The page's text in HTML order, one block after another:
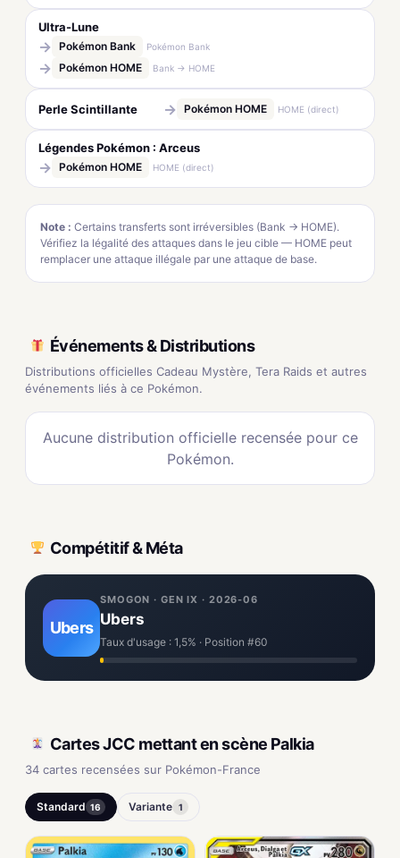
Ultra-Lune
→ Pokémon Bank Pokémon Bank
→ Pokémon HOME Bank → HOME
Perle Scintillante → Pokémon HOME HOME (direct)
Légendes Pokémon : Arceus
→ Pokémon HOME HOME (direct)
Note : Certains transferts sont irréversibles (Bank → HOME).
Vérifiez la légalité des attaques dans le jeu cible — HOME peut
remplacer une attaque illégale par une attaque de base.
Événements & Distributions
Distributions officielles Cadeau Mystère, Tera Raids et autres
événements liés à ce Pokémon.
Aucune distribution officielle recensée pour ce
Pokémon.
Compétitif & Méta
Ubers
SMOGON · GEN IX · 2026-06
Ubers
Taux d'usage : 1,5% · Position #60
Cartes JCC mettant en scène Palkia
34 cartes recensées sur Pokémon-France
Standard 16 Variante 1